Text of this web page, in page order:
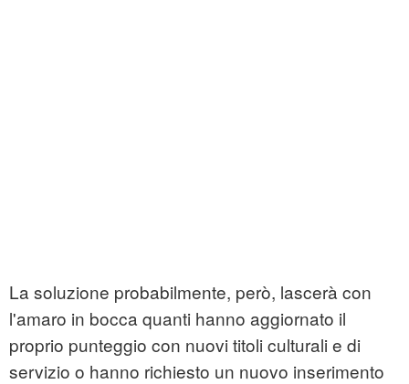
La soluzione probabilmente, però, lascerà con
l'amaro in bocca quanti hanno aggiornato il
proprio punteggio con nuovi titoli culturali e di
servizio o hanno richiesto un nuovo inserimento